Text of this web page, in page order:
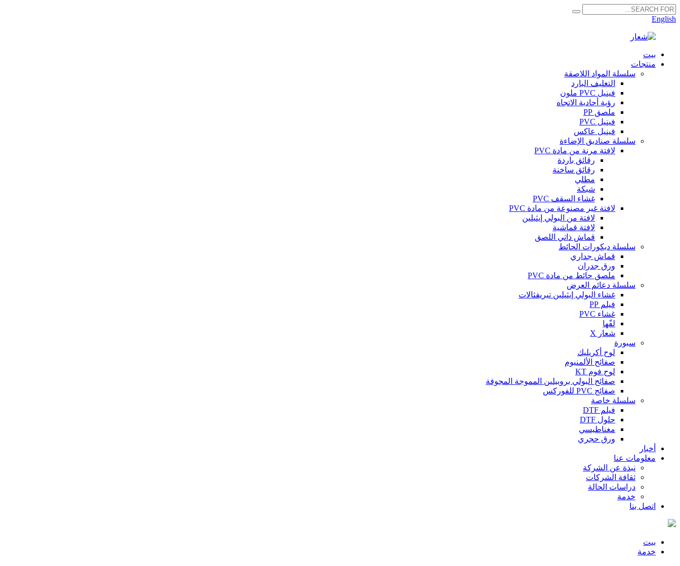
English
بيت
منتجات
سلسلة المواد اللاصقة
التغليف البارد
فينيل PVC ملون
رؤية أحادية الاتجاه
ملصق PP
فينيل PVC
فينيل عاكس
سلسلة صناديق الإضاءة
لافتة مرنة من مادة PVC
رقائق باردة
رقائق ساخنة
مطلي
شبكة
غشاء السقف PVC
لافتة غير مصنوعة من مادة PVC
لافتة من البولي إيثيلين
لافتة قماشية
قماش ذاتي اللصق
سلسلة ديكورات الحائط
قماش جداري
ورق جدران
ملصق حائط من مادة PVC
سلسلة دعائم العرض
غشاء البولي إيثيلين تيريفثالات
فيلم PP
غشاء PVC
لفّها
شعار X
سبورة
لوح أكريليك
صفائح الألمنيوم
لوح فوم KT
صفائح البولي بروبيلين المموجة المجوفة
صفائح PVC للفوركس
سلسلة خاصة
فيلم DTF
حلول DTF
مغناطيسي
ورق حجري
أخبار
معلومات عنا
نبذة عن الشركة
ثقافة الشركات
دراسات الحالة
خدمة
اتصل بنا
بيت
خدمة